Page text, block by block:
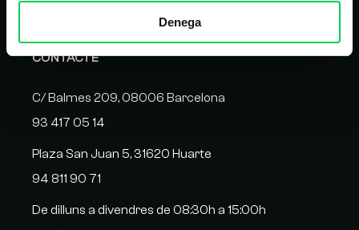
Denega
CONTACTE
C/ Balmes 209, 08006 Barcelona
93 417 05 14
Plaza San Juan 5, 31620 Huarte
94 811 90 71
De dilluns a divendres de 08:30h a 15:00h